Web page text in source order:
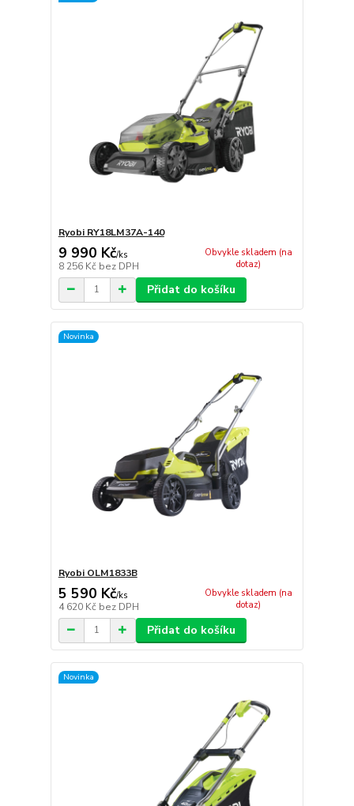
Ryobi RY18LM37A-140
9 990 Kč/ks
8 256 Kč bez DPH
Obvykle skladem (na
dotaz)
Přidat do košíku
Novinka
Ryobi OLM1833B
5 590 Kč/ks
4 620 Kč bez DPH
Obvykle skladem (na
dotaz)
Přidat do košíku
Novinka